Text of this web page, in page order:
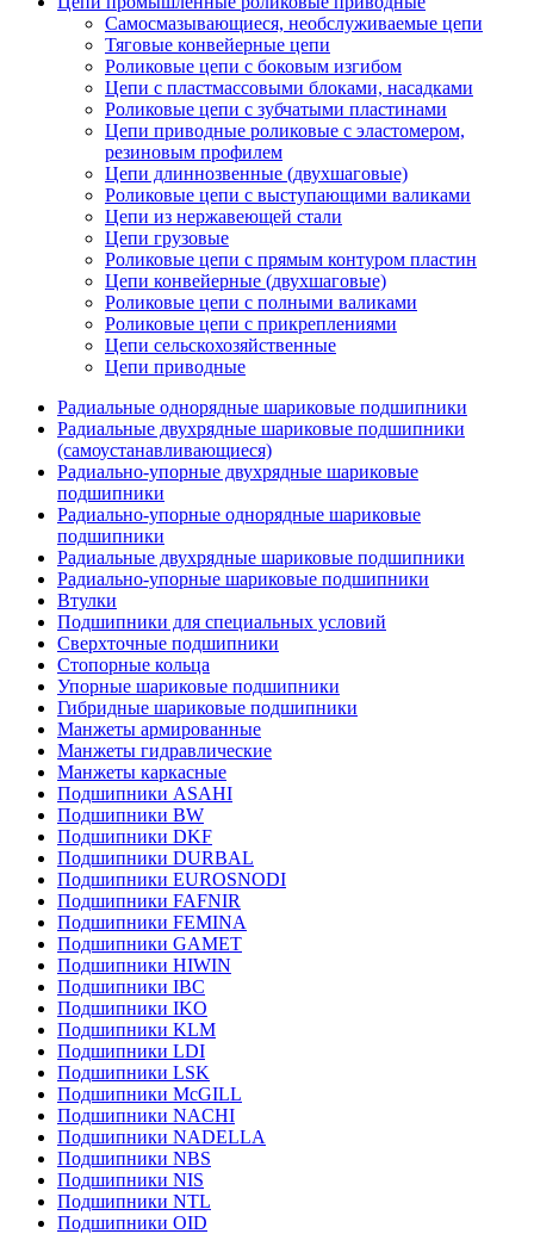
Самосмазывающиеся, необслуживаемые цепи
Тяговые конвейерные цепи
Роликовые цепи с боковым изгибом
Цепи с пластмассовыми блоками, насадками
Роликовые цепи с зубчатыми пластинами
Цепи приводные роликовые с эластомером,
резиновым профилем
Цепи длиннозвенные (двухшаговые)
Роликовые цепи с выступающими валиками
Цепи из нержавеющей стали
Цепи грузовые
Роликовые цепи с прямым контуром пластин
Цепи конвейерные (двухшаговые)
Роликовые цепи с полными валиками
Роликовые цепи с прикреплениями
Цепи сельскохозяйственные
Цепи приводные
Радиальные однорядные шариковые подшипники
Радиальные двухрядные шариковые подшипники
(самоустанавливающиеся)
Радиально-упорные двухрядные шариковые
подшипники
Радиально-упорные однорядные шариковые
подшипники
Радиальные двухрядные шариковые подшипники
Радиально-упорные шариковые подшипники
Втулки
Подшипники для специальных условий
Сверхточные подшипники
Стопорные кольца
Упорные шариковые подшипники
Гибридные шариковые подшипники
Манжеты армированные
Манжеты гидравлические
Манжеты каркасные
Подшипники ASAHI
Подшипники BW
Подшипники DKF
Подшипники DURBAL
Подшипники EUROSNODI
Подшипники FAFNIR
Подшипники FEMINA
Подшипники GAMET
Подшипники HIWIN
Подшипники IBC
Подшипники IKO
Подшипники KLM
Подшипники LDI
Подшипники LSK
Подшипники McGILL
Подшипники NACHI
Подшипники NADELLA
Подшипники NBS
Подшипники NIS
Подшипники NTL
Подшипники OID